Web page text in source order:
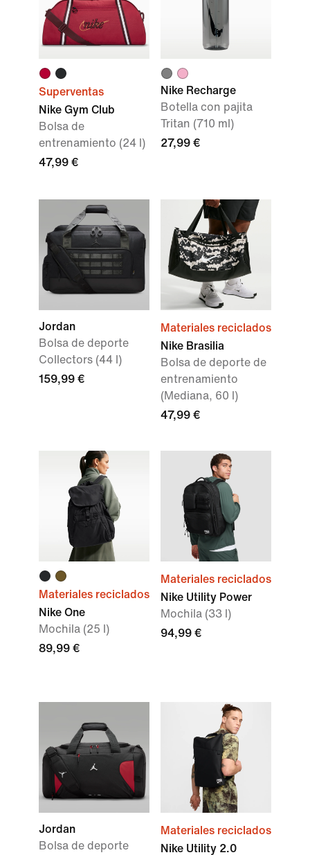
Superventas
Nike Gym Club
Bolsa de
entrenamiento (24 l)
47,99 €
Nike Recharge
Botella con pajita
Tritan (710 ml)
27,99 €
Jordan
Bolsa de deporte
Collectors (44 l)
159,99 €
Materiales reciclados
Nike Brasilia
Bolsa de deporte de
entrenamiento
(Mediana, 60 l)
47,99 €
Materiales reciclados
Nike One
Mochila (25 l)
89,99 €
Materiales reciclados
Nike Utility Power
Mochila (33 l)
94,99 €
Jordan
Bolsa de deporte
Materiales reciclados
Nike Utility 2.0